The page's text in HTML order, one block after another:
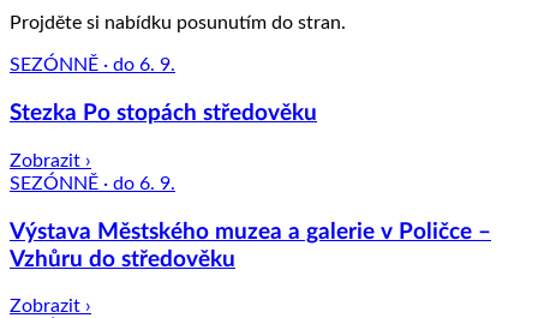
Projděte si nabídku posunutím do stran.
SEZÓNNĚ · do 6. 9.
Stezka Po stopách středověku
Zobrazit ›
SEZÓNNĚ · do 6. 9.
Výstava Městského muzea a galerie v Poličce –
Vzhůru do středověku
Zobrazit ›